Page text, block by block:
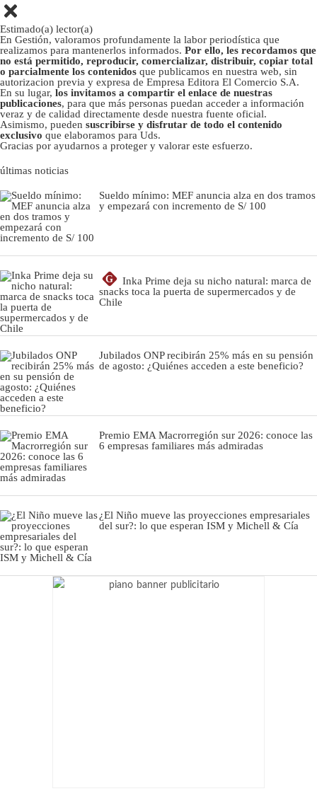
Estimado(a) lector(a)
En Gestión, valoramos profundamente la labor periodística que
realizamos para mantenerlos informados. Por ello, les recordamos que
no está permitido, reproducir, comercializar, distribuir, copiar total
o parcialmente los contenidos que publicamos en nuestra web, sin
autorizacion previa y expresa de Empresa Editora El Comercio S.A.
En su lugar, los invitamos a compartir el enlace de nuestras
publicaciones, para que más personas puedan acceder a información
veraz y de calidad directamente desde nuestra fuente oficial.
Asimismo, pueden suscribirse y disfrutar de todo el contenido
exclusivo que elaboramos para Uds.
Gracias por ayudarnos a proteger y valorar este esfuerzo.
últimas noticias
Sueldo mínimo: MEF anuncia alza en dos tramos
y empezará con incremento de S/ 100
G
Inka Prime deja su nicho natural: marca de
snacks toca la puerta de supermercados y de
Chile
Jubilados ONP recibirán 25% más en su pensión
de agosto: ¿Quiénes acceden a este beneficio?
Premio EMA Macrorregión sur 2026: conoce las
6 empresas familiares más admiradas
¿El Niño mueve las proyecciones empresariales
del sur?: lo que esperan ISM y Michell & Cía